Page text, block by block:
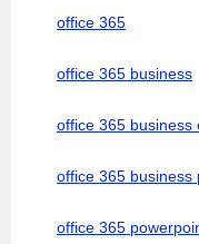
office 365
office 365 business
office 365 business
office 365 business
office 365